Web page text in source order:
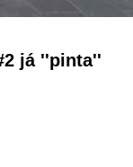
já ''pinta''